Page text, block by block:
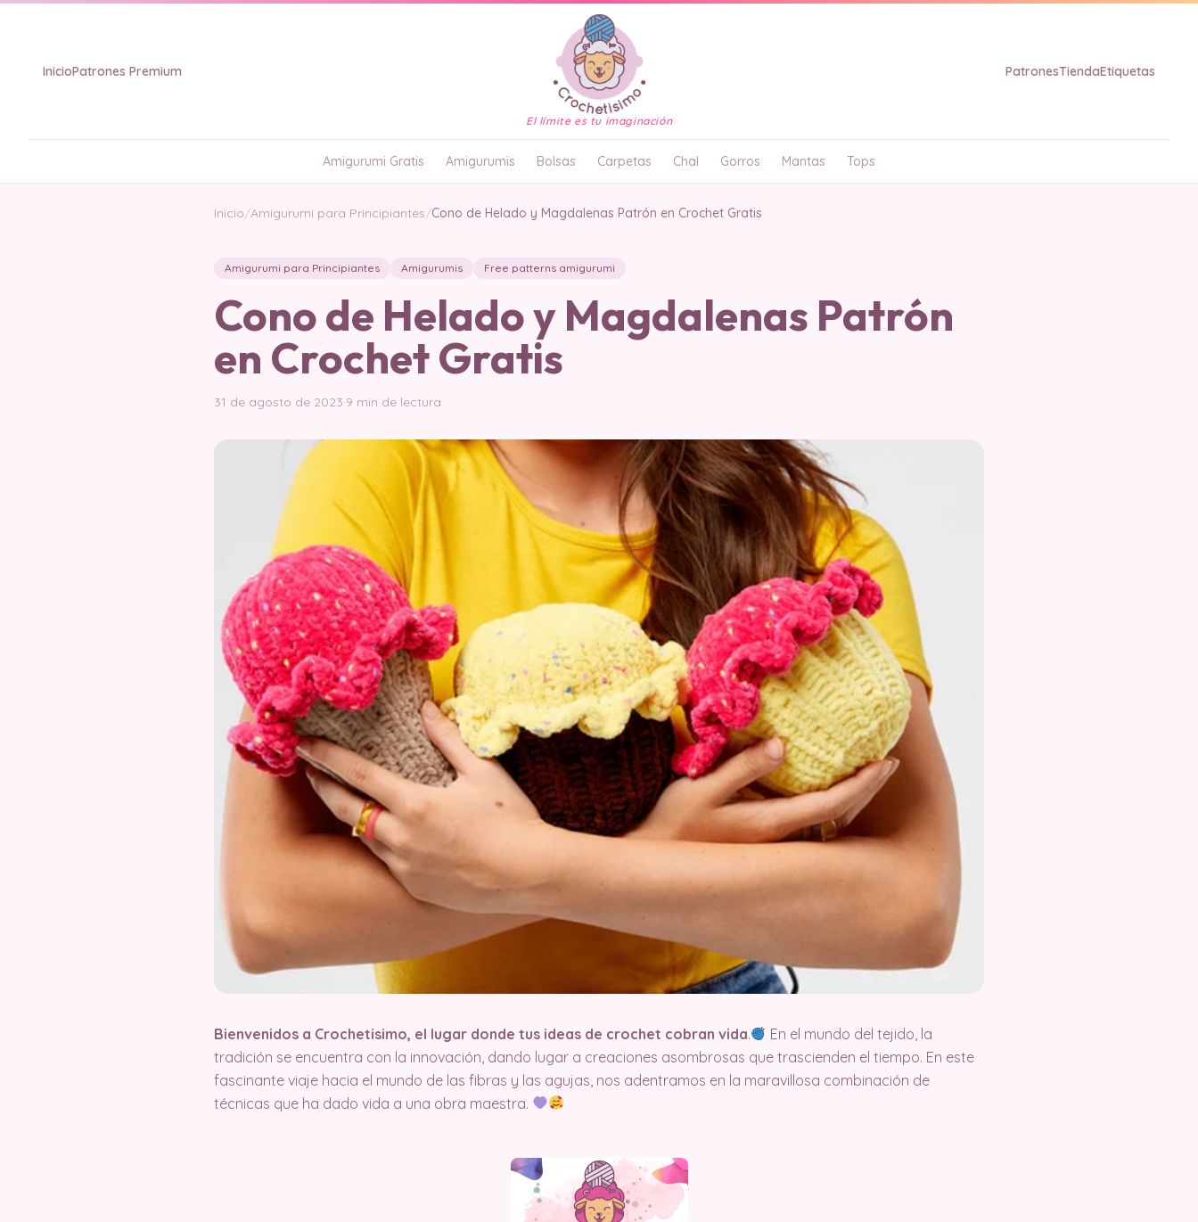
InicioPatrones Premium
El límite es tu imaginación
PatronesTiendaEtiquetas
Amigurumi Gratis Amigurumis Bolsas Carpetas Chal Gorros Mantas Tops
Inicio/Amigurumi para Principiantes/Cono de Helado y Magdalenas Patrón en Crochet Gratis
Amigurumi para Principiantes Amigurumis Free patterns amigurumi
Cono de Helado y Magdalenas Patrón
en Crochet Gratis
31 de agosto de 2023·9 min de lectura
Bienvenidos a Crochetisimo, el lugar donde tus ideas de crochet cobran vida.
En el mundo del tejido, la
tradición se encuentra con la innovación, dando lugar a creaciones asombrosas que trascienden el tiempo. En este
fascinante viaje hacia el mundo de las fibras y las agujas, nos adentramos en la maravillosa combinación de
técnicas que ha dado vida a una obra maestra.